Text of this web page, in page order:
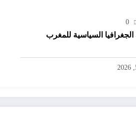
0
الجغرافيا السياسية للمغرب